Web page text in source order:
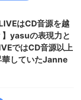
はCD音源を越
yasuの表現力と
ではCD音源以上
華していたJanne